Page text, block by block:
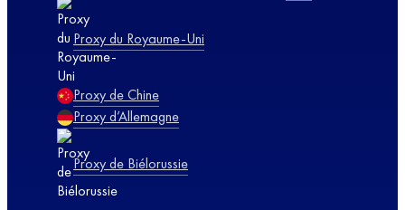
Proxy du Royaume-Uni
Proxy de Chine
Proxy d’Allemagne
Proxy de Biélorussie